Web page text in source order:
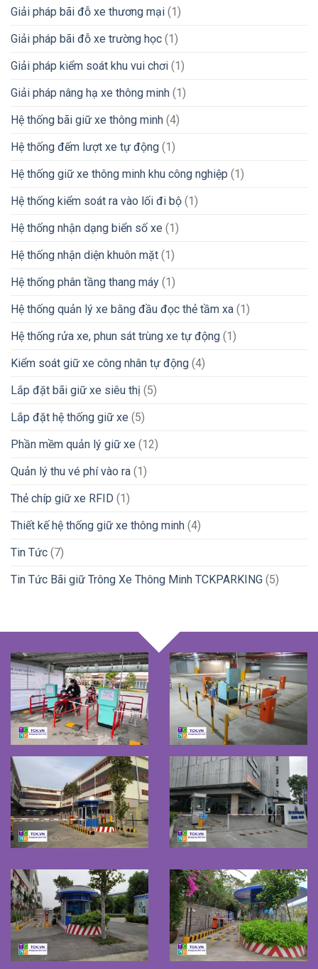
Giải pháp bãi đỗ xe thương mại (1)
Giải pháp bãi đỗ xe trường học (1)
Giải pháp kiểm soát khu vui chơi (1)
Giải pháp nâng hạ xe thông minh (1)
Hệ thống bãi giữ xe thông minh (4)
Hệ thống đếm lượt xe tự động (1)
Hệ thống giữ xe thông minh khu công nghiệp (1)
Hệ thống kiểm soát ra vào lối đi bộ (1)
Hệ thống nhận dạng biển số xe (1)
Hệ thống nhận diện khuôn mặt (1)
Hệ thống phân tầng thang máy (1)
Hệ thống quản lý xe bằng đầu đọc thẻ tầm xa (1)
Hệ thống rửa xe, phun sát trùng xe tự động (1)
Kiểm soát giữ xe công nhân tự động (4)
Lắp đặt bãi giữ xe siêu thị (5)
Lắp đặt hệ thống giữ xe (5)
Phần mềm quản lý giữ xe (12)
Quản lý thu vé phí vào ra (1)
Thẻ chíp giữ xe RFID (1)
Thiết kế hệ thống giữ xe thông minh (4)
Tin Tức (7)
Tin Tức Bãi giữ Trông Xe Thông Minh TCKPARKING (5)